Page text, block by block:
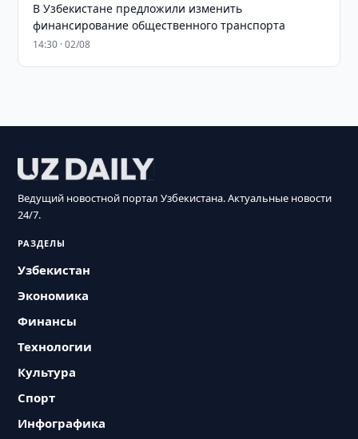
В Узбекистане предложили изменить
финансирование общественного транспорта
14:30 · 02/08
Ведущий новостной портал Узбекистана. Актуальные новости
24/7.
РАЗДЕЛЫ
Узбекистан
Экономика
Финансы
Технологии
Культура
Спорт
Инфографика